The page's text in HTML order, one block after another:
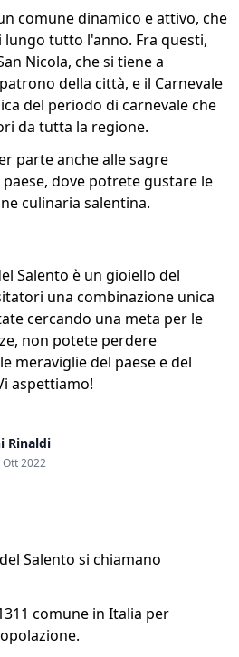
comune dinamico e attivo, che
tutto l'anno. Fra questi,
Nicola, che si tiene a
della città, e il Carnevale
del periodo di carnevale che
da tutta la regione.
parte anche alle sagre
dove potrete gustare le
culinaria salentina.
Salento è un gioiello del
una combinazione unica
cercando una meta per le
non potete perdere
meraviglie del paese e del
aspettiamo!
Rinaldi
2022
Salento si chiamano
comune in Italia per